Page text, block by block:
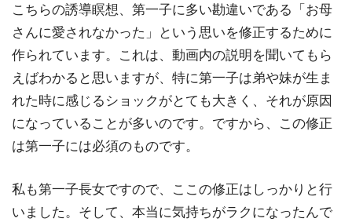
こちらの誘導瞑想、第一子に多い勘違いである「お母
さんに愛されなかった」という思いを修正するために
作られています。これは、動画内の説明を聞いてもら
えばわかると思いますが、特に第一子は弟や妹が生ま
れた時に感じるショックがとても大きく、それが原因
になっていることが多いのです。ですから、この修正
は第一子には必須のものです。
私も第一子長女ですので、ここの修正はしっかりと行
いました。そして、本当に気持ちがラクになったんで